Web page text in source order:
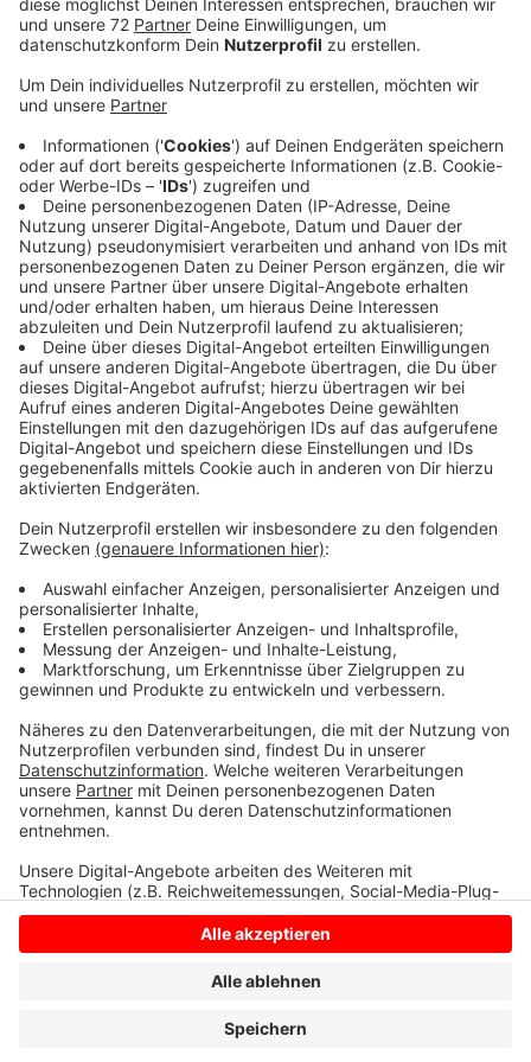
In den vergangenen Tagen waren Einbrecher in der
Stadt sehr aktiv. An der Daruper Straße brachen
Unbekannte eine Terrassentüre auf. Die Tatzeit liegt
zwischen 11 Uhr am Mittwoch (07.02.24) und 15.45
einen Tresor, in dem sich Wertsachen und Waffen ohne
Munition befanden.
Ob etwas aus einem Haus am Steveder Weg
gestohlen wurde, ist derzeit nicht bekannt. Zwischen
11 Uhr am 03.02.24 und 11 Uhr am Freitag (09.02.24)
brachen hier Täter eine Türe auf. Am Landweg gingen
Einbrecher zwei Häuser an. Zwischen 17.30 Uhr und
22.30 Uhr gelang es ihnen am Donnerstag (08.02.24)
bei einem nicht, die Terrassentür aufzubrechen. Durch
das Aufbrechen eines Fensters gelangten sie in ein
anderes Haus an der Straße. Die Tatzeit liegt
zwischen 11 Uhr am Donnerstag (08.02.24) und 11.15
Uhr am Freitag (09.02.24). Ob etwas gestohlen wurde,
ist derzeit nicht bekannt. Die Polizei bittet unter
02541-140 um Hinweise.
Anzeige